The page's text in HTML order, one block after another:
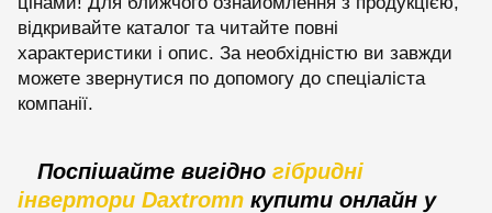
відкривайте каталог та читайте повні
характеристики і опис. За необхідністю ви завжди
можете звернутися по допомогу до спеціаліста
компанії.
Поспішайте вигідно гібридні
інвертори Daxtromn купити онлайн у